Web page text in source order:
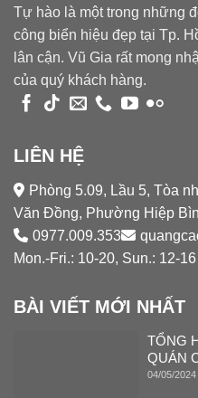
Tự hào là một trong những
công biển hiệu đẹp tại Tp.
lân cận. Vũ Gia rất mong
của quý khách hàng.
LIÊN HỆ
Phòng 5.09, Lầu 5, Tòa
Văn Đồng, Phường Hiệp
0977.009.353
Mon.-Fri.: 10-20, Sun.: 12-16
BÀI VIẾT MỚI NHẤT
TỔNG
QUÁN
04/05/2024